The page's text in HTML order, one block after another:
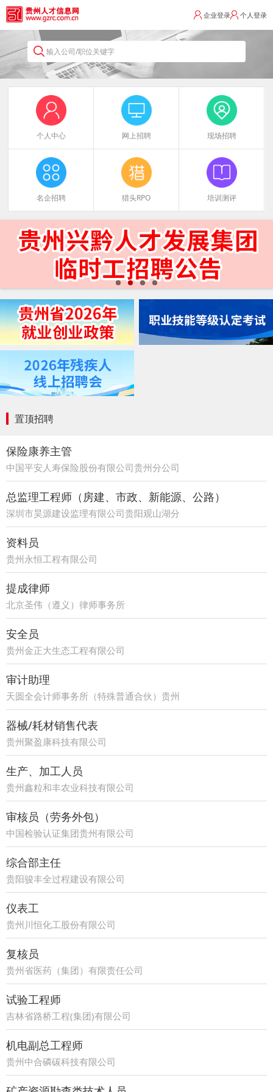
个人登录
企业登录
输入公司/职位关键字
个人中心 网上招聘 现场招聘
名企招聘 猎头RPO 培训测评
置顶招聘
保险康养主管
中国平安人寿保险股份有限公司贵州分公司
21部
总监理工程师（房建、市政、新能源、公路）
深圳市昊源建设监理有限公司贵阳观山湖分
公司
资料员
贵州永恒工程有限公司
提成律师
北京圣伟（遵义）律师事务所
安全员
贵州金正大生态工程有限公司
审计助理
天圆全会计师事务所（特殊普通合伙）贵州
分所
器械/耗材销售代表
贵州聚盈康科技有限公司
生产、加工人员
贵州鑫粒和丰农业科技有限公司
审核员（劳务外包）
中国检验认证集团贵州有限公司
综合部主任
贵阳骏丰全过程建设有限公司
仪表工
贵州川恒化工股份有限公司
复核员
贵州省医药（集团）有限责任公司
试验工程师
吉林省路桥工程(集团)有限公司
机电副总工程师
贵州中合磷碳科技有限公司